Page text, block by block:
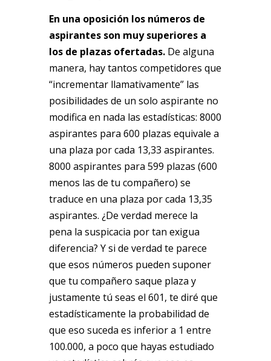
En una oposición los números de
aspirantes son muy superiores a
los de plazas ofertadas.De alguna
manera, hay tantos competidores que
“incrementar llamativamente” las
posibilidades de un solo aspirante no
modifica en nada las estadísticas: 8000
aspirantes para 600 plazas equivale a
una plaza por cada 13,33 aspirantes.
8000 aspirantes para 599 plazas (600
menos las de tu compañero) se
traduce en una plaza por cada 13,35
aspirantes. ¿De verdad merece la
pena la suspicacia por tan exigua
diferencia? Y si de verdad te parece
que esos números pueden suponer
que tu compañero saque plaza y
justamente tú seas el 601, te diré que
estadísticamente la probabilidad de
que eso suceda es inferior a 1 entre
100.000, a poco que hayas estudiado